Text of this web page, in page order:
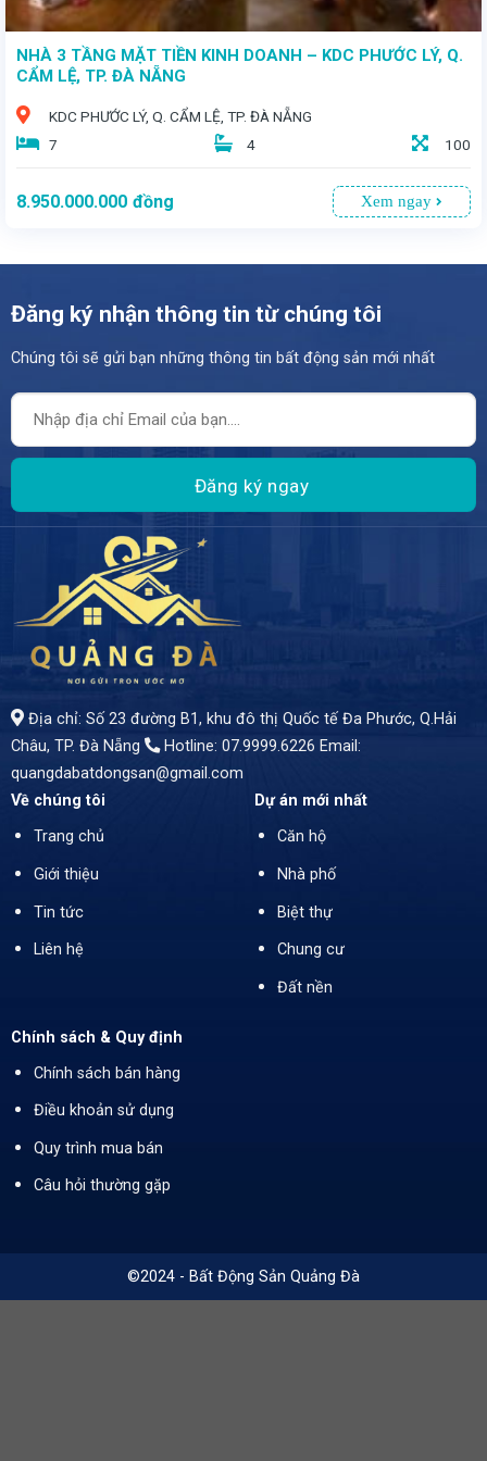
NHÀ 3 TẦNG MẶT TIỀN KINH DOANH – KDC PHƯỚC LÝ, Q.
CẨM LỆ, TP. ĐÀ NẴNG
KDC PHƯỚC LÝ, Q. CẨM LỆ, TP. ĐÀ NẴNG
7
4 100
8.950.000.000 đồng Xem ngay
Đăng ký nhận thông tin từ chúng tôi
Chúng tôi sẽ gửi bạn những thông tin bất động sản mới nhất
Địa chỉ: Số 23 đường B1, khu đô thị Quốc tế Đa Phước, Q.Hải
Châu, TP. Đà Nẵng
Hotline: 07.9999.6226 Email:
quangdabatdongsan@gmail.com
Về chúng tôi
Trang chủ
Giới thiệu
Tin tức
Liên hệ
Dự án mới nhất
Căn hộ
Nhà phố
Biệt thự
Chung cư
Đất nền
Chính sách & Quy định
Chính sách bán hàng
Điều khoản sử dụng
Quy trình mua bán
Câu hỏi thường gặp
©2024 - Bất Động Sản Quảng Đà